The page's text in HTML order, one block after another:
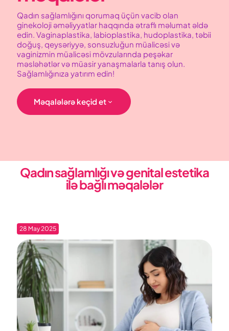
Qadın sağlamlığını qorumaq üçün vacib olan
ginekoloji əməliyyatlar haqqında ətraflı məlumat əldə
edin. Vaginaplastika, labioplastika, hudoplastika, təbii
doğuş, qeysəriyyə, sonsuzluğun müalicəsi və
vaginizmin müalicəsi mövzularında peşəkar
məsləhətlər və müasir yanaşmalarla tanış olun.
Sağlamlığınıza yatırım edin!
Məqalələrə keçid et
Qadın sağlamlığı və genital estetika
ilə bağlı məqalələr
28 May 2025